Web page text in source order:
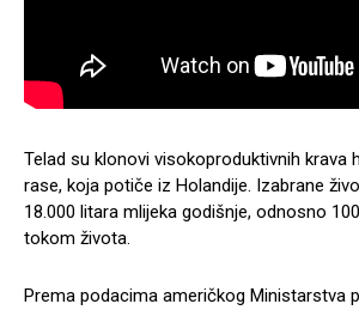
Telad su klonovi visokoproduktivnih krava
rase, koja potiče iz Holandije. Izabrane
18.000 litara mlijeka godišnje, odnosno
tokom života.
Prema podacima američkog Ministarstva